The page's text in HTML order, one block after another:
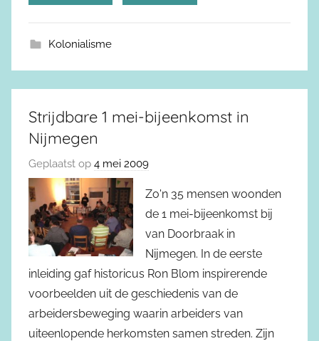
Kolonialisme
Strijdbare 1 mei-bijeenkomst in
Nijmegen
Geplaatst op 4 mei 2009
Zo'n 35 mensen woonden
de 1 mei-bijeenkomst bij
van Doorbraak in
Nijmegen. In de eerste
inleiding gaf historicus Ron Blom inspirerende
voorbeelden uit de geschiedenis van de
arbeidersbeweging waarin arbeiders van
uiteenlopende herkomsten samen streden. Zijn